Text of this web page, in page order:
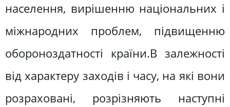
населення, вирiшенню нацiональних i
мiжнародних проблем, пiдвищенню
обороноздатностi країни.В залежностi
вiд характеру заходів i часу, на якi вони
розрахованi, розрiзняють наступні